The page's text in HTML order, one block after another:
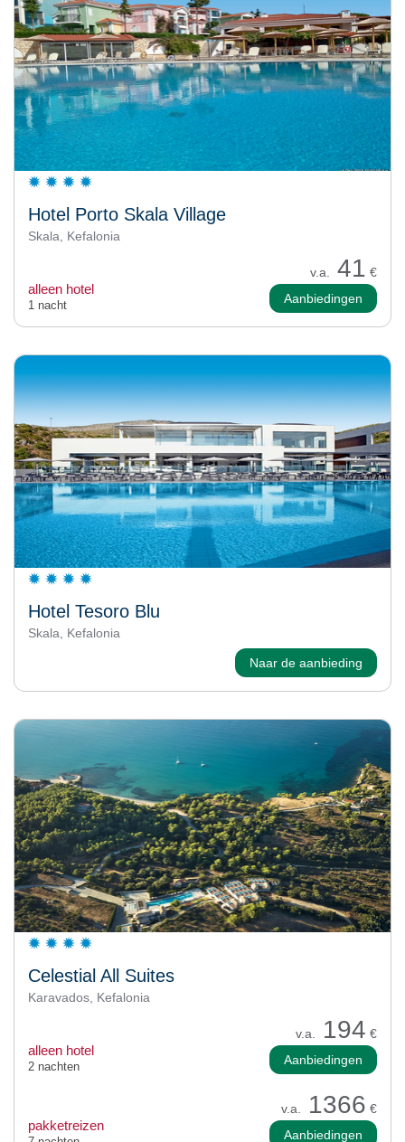
Hotel Porto Skala Village
Skala, Kefalonia
v.a. 41 €
alleen hotel
1 nacht Aanbiedingen
Hotel Tesoro Blu
Skala, Kefalonia
Naar de aanbieding
Celestial All Suites
Karavados, Kefalonia
v.a. 194 €
alleen hotel
2 nachten Aanbiedingen
v.a. 1366 €
pakketreizen
Aanbiedingen